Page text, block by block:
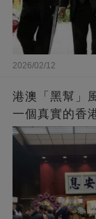
2026/02/12
港澳「黑幫」
一個真實的香